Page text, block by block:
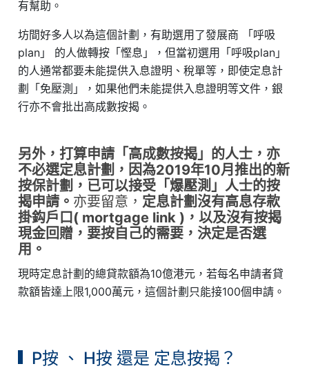
有幫助。
坊間好多人以為這個計劃，有助選用了發展商 「呼吸
plan」 的人做轉按「慳息」，但當初選用「呼吸plan」
的人通常都要未能提供入息證明、稅單等，即使定息計
劃「免壓測」，如果他們未能提供入息證明等文件，銀
行亦不會批出高成數按揭。
另外，打算申請「高成數按揭」的人士，亦
不必選定息計劃，因為2019年10月推出的新
按保計劃，已可以接受「爆壓測」人士的按
揭申請。 亦要留意， 定息計劃沒有高息存款
掛鈎戶口( mortgage link )，以及沒有按揭
現金回贈，要按自己的需要，決定是否選
用。
現時定息計劃的總貸款額為10億港元，若每名申請者貸
款額皆達上限1,000萬元，這個計劃只能接100個申請。
P按 、 H按 還是 定息按揭？